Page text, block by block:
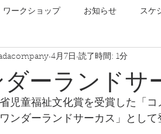
ワークショップ お知らせ スケ
ダーランドサ
4月7日 読了時間: 1分
児童福祉文化賞を受賞した「
ンダーランドサーカス」として